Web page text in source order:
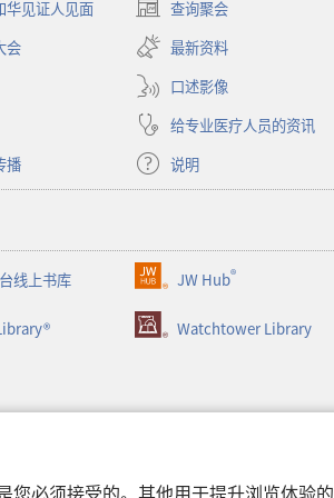
必须接受的。其他用于提升浏览体验的
华见证人见面 查询聚会
（打
开
新
窗
口）
会
最新资料
口述影像
给专业医疗人员的资讯
播
说明
线上书库 JW Hub®
（打
开
新
Watchtower Library